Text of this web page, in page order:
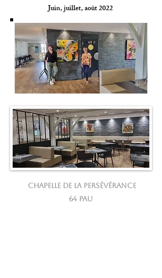
Juin, juillet, août 2022
Chapelle de la Persévérance
64 Pau